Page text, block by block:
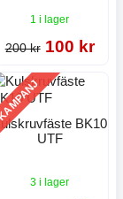
1 i lager
200 kr 100 kr
Kulskruvfäste BK10
UTF
3 i lager